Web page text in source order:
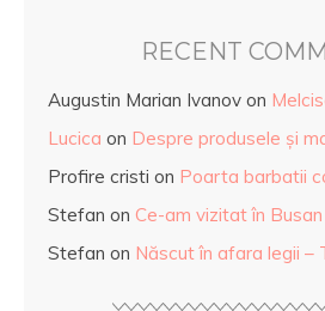
RECENT
Augustin Marian Ivanov on
Lucica on Despre produsele și
Profire cristi on Poarta barbatii
Stefan on Ce-am vizitat în
Stefan on Născut în afara legii –